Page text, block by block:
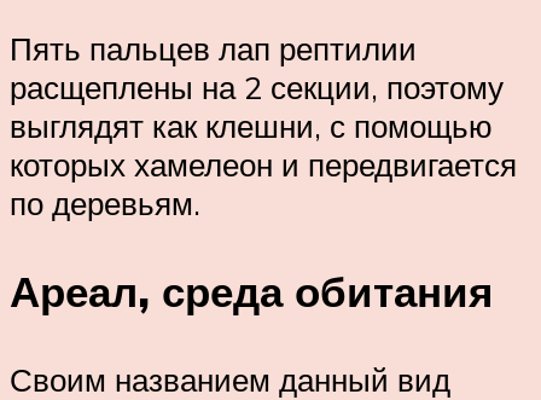
Пять пальцев лап рептилии
расщеплены на 2 секции, поэтому
выглядят как клешни, с помощью
которых хамелеон и передвигается
по деревьям.
Ареал, среда обитания
Своим названием данный вид